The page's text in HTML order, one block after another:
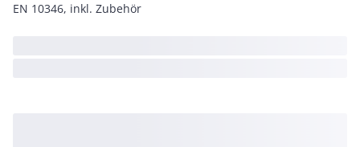
EN 10346, inkl. Zubehör